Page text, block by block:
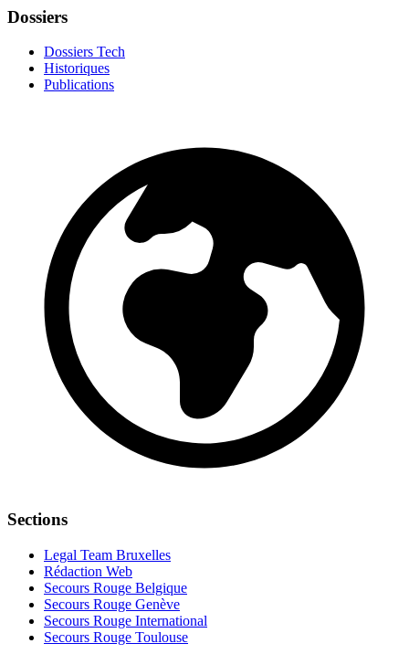
Dossiers
Dossiers Tech
Historiques
Publications
Sections
Legal Team Bruxelles
Rédaction Web
Secours Rouge Belgique
Secours Rouge Genève
Secours Rouge International
Secours Rouge Toulouse